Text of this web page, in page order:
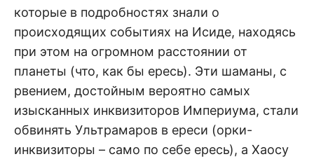
которые в подробностях знали о
происходящих событиях на Исиде, находясь
при этом на огромном расстоянии от
планеты (что, как бы ересь). Эти шаманы, с
рвением, достойным вероятно самых
изысканных инквизиторов Империума, стали
обвинять Ультрамаров в ереси (орки-
инквизиторы – само по себе ересь), а Хаосу